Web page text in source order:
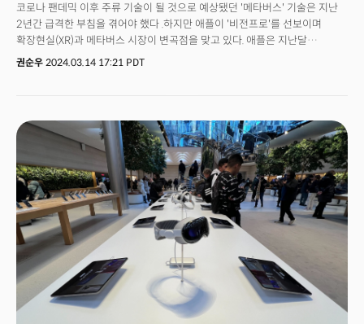
코로나 팬데믹 이후 주류 기술이 될 것으로 예상됐던 '메타버스' 기술은 지난
2년간 급격한 부침을 겪어야 했다 .하지만 애플이 '비전프로'를 선보이며
확장현실(XR)과 메타버스 시장이 변곡점을 맞고 있다. 애플은 지난달
비전프로를 공식 출시했다. 2014년 애플워치를 출시한 이후 10년 만에
함께 기존 퀘스트의 가격을 인하하고 LG전자와 XR 기기의 공동 개발을
추진하며 변화를 모색 중이다. 삼성전자 역시 XR 개발을 추진 중이며 중국
기업인 화웨이, 샤오미 등도 경쟁에 가세하는 등 무한 경쟁에 돌입했다.
시장조사 기관도 '모멘텀'을 받을 것으로 보고 있다. 실제 마케츠앤드마케츠에
따르면 글로벌 XR 시장 규모는 오는 2024년 1115억달러로 성장할 것으로
전망했다. 지난해 시장 규모는 401억달러였다. 이런 상황에서 SXSW2024가
열리고 있는 미국 텍사스 오스틴 페어몬트 호텔 3층에 마련된 'XR 경험'
전시회는 시장의 변화를 체감할 수 있는 자리였다. 엑스포에서는 비전프로,
퀘스트, 피코 등 다양한 글라스를 활용한 몰입형 콘텐츠가 대거 전시됐다.
상상력의 한계를 뛰어넘는 창작자들의 실험 정신이 돋보인 작품들이
돋보였다. 특히 탄탄한 스토리를 중심으로 VR, AR, XR 환경에서 관객과
소통하는 '인터랙티브' 실험이 곳곳에서 이어졌다.
권순우 2024.03.14 17:21 PDT